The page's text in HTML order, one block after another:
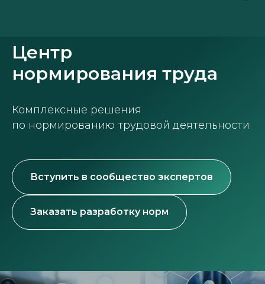
Центр
нормирования труда
Комплексные решения
по нормированию трудовой деятельности
Вступить в сообщество экспертов
Заказать разработку норм